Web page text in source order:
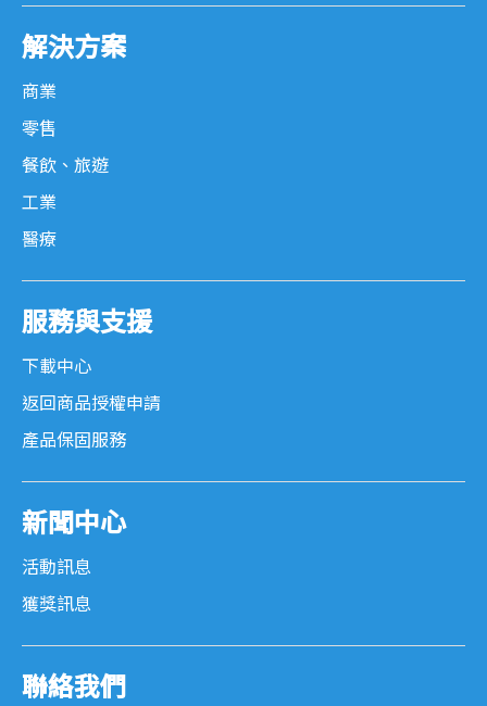
解決方案
商業
零售
餐飲、旅遊
工業
醫療
服務與支援
下載中心
返回商品授權申請
產品保固服務
新聞中心
活動訊息
獲獎訊息
聯絡我們